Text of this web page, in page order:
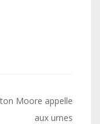
Moore appelle
aux urnes